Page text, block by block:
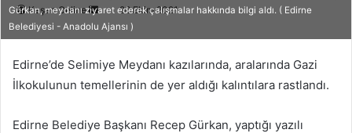
Keşan Online
Bir
e-
göndermek
26 Ekim 2021
Gürkan, meydanı ziyaret ederek çalışmalar hakkında bilgi aldı. ( Edirne
Belediyesi - Anadolu Ajansı )
Edirne’de Selimiye Meydanı kazılarında, aralarında Gazi
İlkokulunun temellerinin de yer aldığı kalıntılara rastlandı.
Edirne Belediye Başkanı Recep Gürkan, yaptığı yazılı